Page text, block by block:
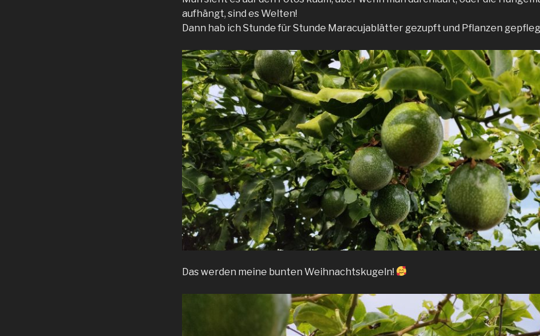
aufhängt, sind es Welten!
Dann hab ich Stunde für Stunde Maracujablätter gezupft und Pflanzen
Das werden meine bunten Weihnachtskugeln!